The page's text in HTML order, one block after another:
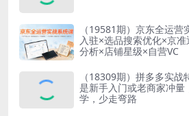
（19581期）京东全运
入驻×选品搜索优化×京
分析×店铺星级×自营VC
（18309期）拼多多实
是新手入门或老商家冲量
学，少走弯路